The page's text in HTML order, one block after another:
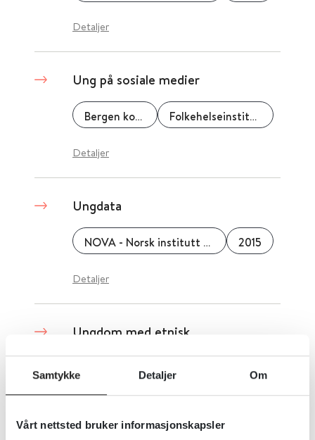
Samtykke Detaljer Om
Vårt nettsted bruker informasjonskapsler
Detaljer
Ung på sosiale medier
Bergen kommune Folkehelseinstituttet (FHI)
Detaljer
Ungdata
NOVA - Norsk institutt for forskning om oppvekst, velferd og aldring 2015
Detaljer
Ungdom med etnisk
minoritetsbakgrunn - Erfaringer
og refleksjoner fra kurset FLEXid